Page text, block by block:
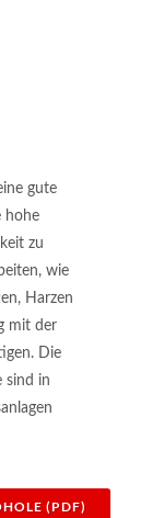
gute
hohe
zu
wie
Harzen
mit der
Die
sind in
(PDF)